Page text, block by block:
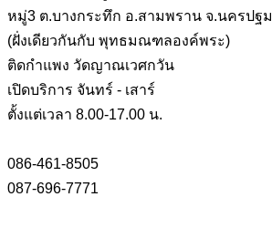
หมู่3 ต.บางกระทึก อ.สามพราน จ.นครปฐม
(ฝั่งเดียวกันกับ พุทธมณฑลองค์พระ)
ติดกำแพง วัดญาณเวศกวัน
เปิดบริการ จันทร์ - เสาร์
ตั้งแต่เวลา 8.00-17.00 น.
086-461-8505
087-696-7771